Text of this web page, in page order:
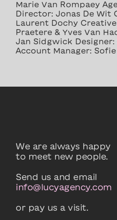
Marie Van Rompaey
Director: Jonas De Wit
Laurent Dochy
Praetere & Yves Van
Jan Sidgwick Designer:
Account Manager:
We are always happy
to meet new people.
Send us and email
info@lucyagency.com
or pay us a visit.